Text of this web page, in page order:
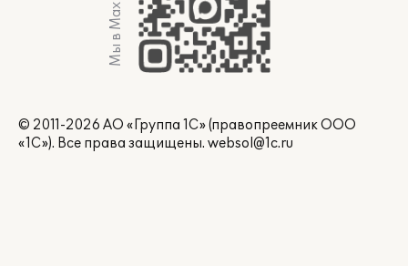
Мы в Max
© 2011-2026 АО «Группа 1С» (правопреемник ООО
«1С»). Все права защищены. websol@1c.ru